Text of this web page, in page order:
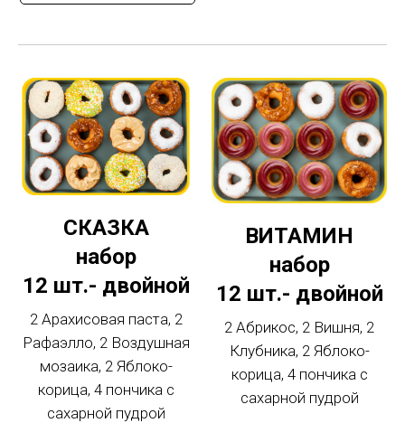
СКАЗКА
набор
12 шт.- двойной
2 Арахисовая паста, 2
Рафаэлло, 2 Воздушная
мозаика, 2 Яблоко-
корица, 4 пончика с
сахарной пудрой
ВИТАМИН
набор
12 шт.- двойной
2 Абрикос, 2 Вишня, 2
Клубника, 2 Яблоко-
корица, 4 пончика с
сахарной пудрой